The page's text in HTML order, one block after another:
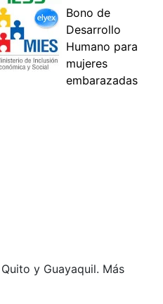
y Guayaquil. Más